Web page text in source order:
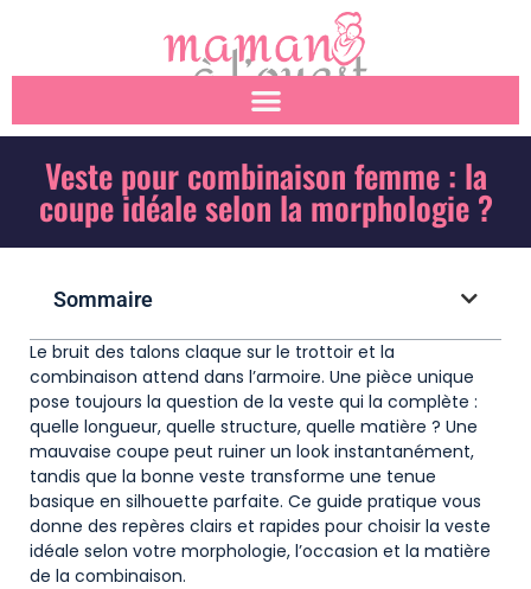
Veste pour combinaison femme : la
coupe idéale selon la morphologie ?
Sommaire
Le bruit des talons claque sur le trottoir et la
combinaison attend dans l’armoire. Une pièce unique
pose toujours la question de la veste qui la complète :
quelle longueur, quelle structure, quelle matière ? Une
mauvaise coupe peut ruiner un look instantanément,
tandis que la bonne veste transforme une tenue
basique en silhouette parfaite. Ce guide pratique vous
donne des repères clairs et rapides pour choisir la veste
idéale selon votre morphologie, l’occasion et la matière
de la combinaison.